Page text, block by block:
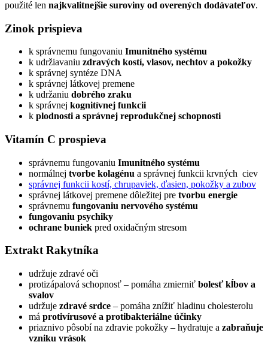
použité len najkvalitnejšie suroviny od overených dodávateľov.
Zinok prispieva
k správnemu fungovaniu Imunitného systému
k udržiavaniu zdravých kostí, vlasov, nechtov a pokožky
k správnej syntéze DNA
k správnej látkovej premene
k udržaniu dobrého zraku
k správnej kognitívnej funkcii
k plodnosti a správnej reprodukčnej schopnosti
Vitamín C prospieva
správnemu fungovaniu Imunitného systému
normálnej tvorbe kolagénu a správnej funkcii krvných ciev
správnej funkcii kostí, chrupaviek, ďasien, pokožky a zubov
správnej látkovej premene dôležitej pre tvorbu energie
správnemu fungovaniu nervového systému
fungovaniu psychiky
ochrane buniek pred oxidačným stresom
Extrakt Rakytníka
udržuje zdravé oči
protizápalová schopnosť – pomáha zmierniť bolesť kĺbov a
svalov
udržuje zdravé srdce – pomáha znížiť hladinu cholesterolu
má protivírusové a protibakteriálne účinky
priaznivo pôsobí na zdravie pokožky – hydratuje a zabraňuje
vzniku vrások